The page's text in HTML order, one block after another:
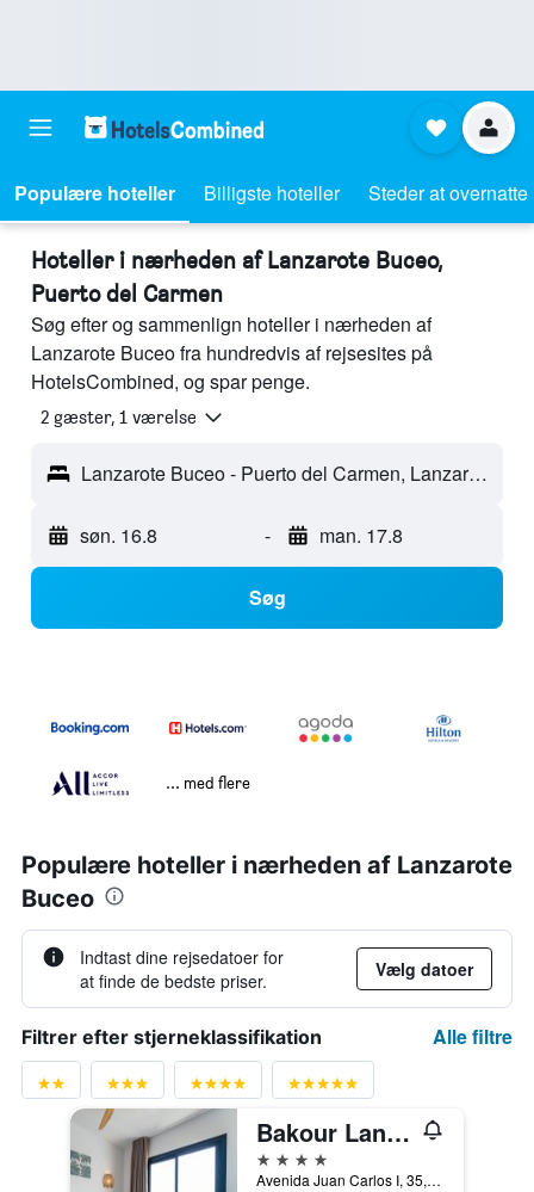
Populære hoteller Billigste hoteller Steder at overnatte
Hoteller i nærheden af Lanzarote Buceo,
Puerto del Carmen
Søg efter og sammenlign hoteller i nærheden af
Lanzarote Buceo fra hundredvis af rejsesites på
HotelsCombined, og spar penge.
2 gæster, 1 værelse
Lanzarote Buceo - Puerto del Carmen, Lanzarote, Spanien
søn. 16.8 - man. 17.8
Søg
... med flere
Populære hoteller i nærheden af Lanzarote
Buceo
Indtast dine rejsedatoer for
at finde de bedste priser.
Vælg datoer
Filtrer efter stjerneklassifikation Alle filtre
Bakour Lanzarote Splash
4 stjerner
Avenida Juan Carlos I, 35, Puerto del Carmen, Lanzarote, Spanien